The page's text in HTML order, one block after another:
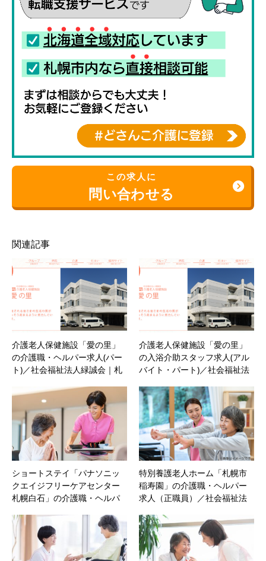
この求人に
問い合わせる
関連記事
介護老人保健施設「愛の里」
の介護職・ヘルパー求人(パー
ト)／社会福祉法人緑誠会｜札
介護老人保健施設「愛の里」
の入浴介助スタッフ求人(アル
バイト・パート)／社会福祉法
道
ショートステイ「パナソニッ
クエイジフリーケアセンター
札幌白石」の介護職・ヘルパ
ニックエイジフリー株式会社
｜札幌市白石区‐北海道
特別養護老人ホーム「札幌市
稲寿園」の介護職・ヘルパー
求人（正職員）／社会福祉法
北海道